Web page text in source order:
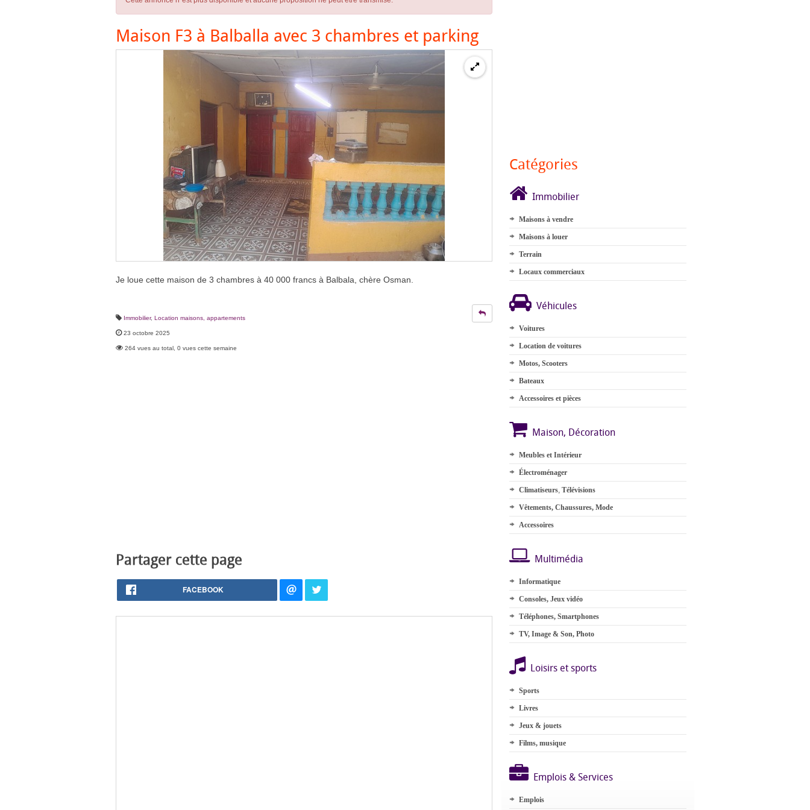
Maison F3 à Balballa avec 3 chambres et parking
Je loue cette maison de 3 chambres à 40 000 francs à Balbala, chère Osman.
Immobilier, Location maisons, appartements
23 octobre 2025
264 vues au total, 0 vues cette semaine
Partager cette page
FACEBOOK
Catégories
Immobilier
Maisons à vendre
Maisons à louer
Terrain
Locaux commerciaux
Véhicules
Voitures
Location de voitures
Motos, Scooters
Bateaux
Accessoires et pièces
Maison, Décoration
Meubles et Intérieur
Électroménager
Climatiseurs, Télévisions
Vêtements, Chaussures, Mode
Accessoires
Multimédia
Informatique
Consoles, Jeux vidéo
Téléphones, Smartphones
TV, Image & Son, Photo
Loisirs et sports
Sports
Livres
Jeux & jouets
Films, musique
Emplois & Services
Emplois